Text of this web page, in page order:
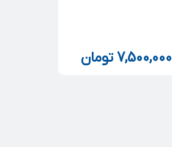
7,500,000تومان